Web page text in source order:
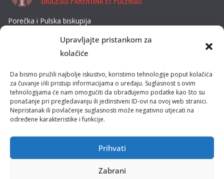
Upravljajte pristankom za
kolačiće
Da bismo pružili najbolje iskustvo, koristimo tehnologije poput kolačića
za čuvanje i/ili pristup informacijama o uređaju. Suglasnost s ovim
tehnologijama će nam omogućiti da obrađujemo podatke kao što su
ponašanje pri pregledavanju ili jedinstveni ID-ovi na ovoj web stranici.
Nepristanak ili povlačenje suglasnosti može negativno utjecati na
određene karakteristike i funkcije.
Prihvati
Zabrani
Porečka i Pulska biskupija
Tel: 052/432-064
E-mail: biskupija@ppb.hr
Kultura i tradicija
Misije
Pastoral obitelji